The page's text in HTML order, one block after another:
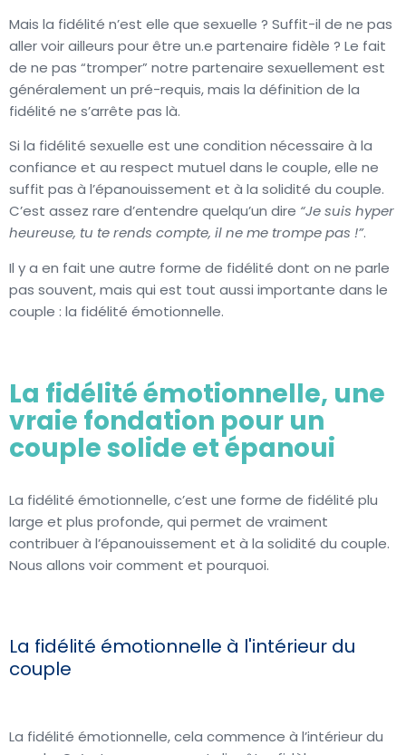
Mais la fidélité n’est elle que sexuelle ? Suffit-il de ne pas
aller voir ailleurs pour être un.e partenaire fidèle ? Le fait
de ne pas “tromper” notre partenaire sexuellement est
généralement un pré-requis, mais la définition de la
fidélité ne s’arrête pas là.
Si la fidélité sexuelle est une condition nécessaire à la
confiance et au respect mutuel dans le couple, elle ne
suffit pas à l’épanouissement et à la solidité du couple.
C’est assez rare d’entendre quelqu’un dire “Je suis hyper
heureuse, tu te rends compte, il ne me trompe pas !”.
Il y a en fait une autre forme de fidélité dont on ne parle
pas souvent, mais qui est tout aussi importante dans le
couple : la fidélité émotionnelle.
La fidélité émotionnelle, une
vraie fondation pour un
couple solide et épanoui
La fidélité émotionnelle, c’est une forme de fidélité plu
large et plus profonde, qui permet de vraiment
contribuer à l’épanouissement et à la solidité du couple.
Nous allons voir comment et pourquoi.
La fidélité émotionnelle à l'intérieur du
couple
La fidélité émotionnelle, cela commence à l’intérieur du